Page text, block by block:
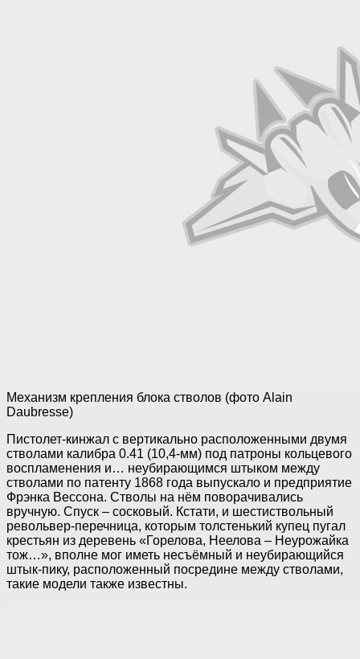
Механизм крепления блока стволов (фото Alain
Daubresse)
Пистолет-кинжал с вертикально расположенными двумя
стволами калибра 0.41 (10,4-мм) под патроны кольцевого
воспламенения и… неубирающимся штыком между
стволами по патенту 1868 года выпускало и предприятие
Фрэнка Вессона. Стволы на нём поворачивались
вручную. Спуск – сосковый. Кстати, и шестиствольный
револьвер-перечница, которым толстенький купец пугал
крестьян из деревень «Горелова, Неелова – Неурожайка
тож…», вполне мог иметь несъёмный и неубирающийся
штык-пику, расположенный посредине между стволами,
такие модели также известны.